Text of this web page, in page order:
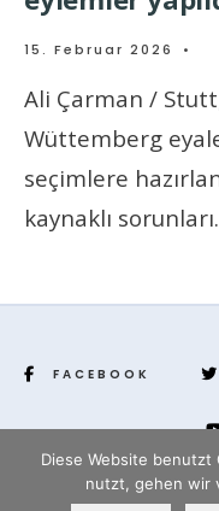
15. Februar 2026 •
Ali Çarman /
Wüttemberg
seçimlere
kaynaklı sorunları
FACEBOOK
Diese Website benutzt
nutzt, gehen wir